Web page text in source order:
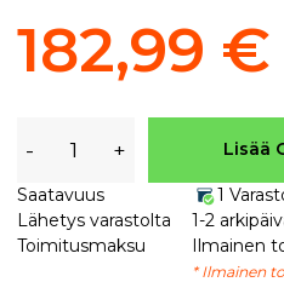
182,99 €
- + Lisää
Saatavuus
1
Lähetys varastolta
1-2
Toimitusmaksu
Ilmainen
* Ilmainen